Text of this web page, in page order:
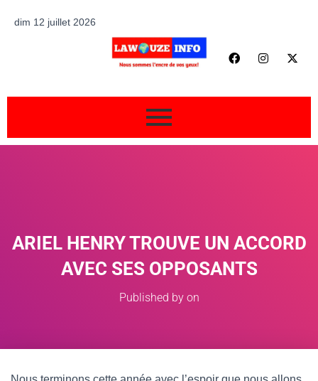
dim 12 juillet 2026
ARIEL HENRY TROUVE UN ACCORD
AVEC SES OPPOSANTS
Published by on